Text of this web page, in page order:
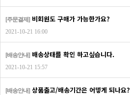
[주문결제] 비회원도 구매가 가능한가요?
2021-10-21 16:00
[배송안내] 배송상태를 확인 하고싶습니다.
2021-10-21 15:57
[배송안내] 상품출고/배송기간은 어떻게 되나요?